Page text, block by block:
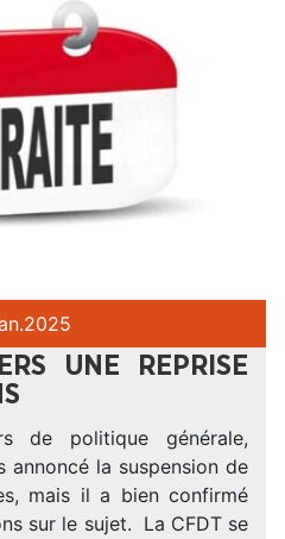
2025
UNE REPRISE
de politique générale,
annoncé la suspension de
mais il a bien confirmé
sur le sujet. La CFDT se